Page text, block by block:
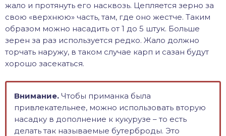
жало и протянуть его насквозь. Цепляется зерно за
свою «верхнюю» часть, там, где оно жестче. Таким
образом можно насадить от 1 до 5 штук. Больше
зерен за раз используется редко. Жало должно
торчать наружу, в таком случае карп и сазан будут
хорошо засекаться.
Внимание. Чтобы приманка была
привлекательнее, можно использовать вторую
насадку в дополнение к кукурузе – то есть
делать так называемые бутерброды. Это